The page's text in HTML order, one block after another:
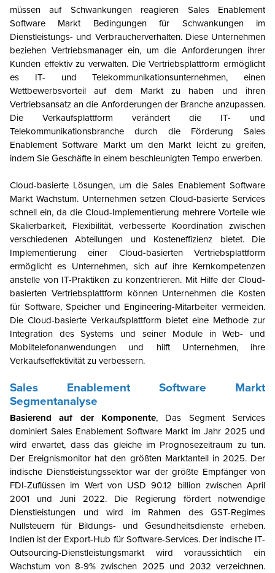
müssen auf Schwankungen reagieren Sales Enablement
Software MarktBedingungen für Schwankungen im
Dienstleistungs- und Verbraucherverhalten. Diese Unternehmen
beziehen Vertriebsmanager ein, um die Anforderungen ihrer
Kunden effektiv zu verwalten. Die Vertriebsplattform ermöglicht
es IT- und Telekommunikationsunternehmen, einen
Wettbewerbsvorteil auf dem Markt zu haben und ihren
Vertriebsansatz an die Anforderungen der Branche anzupassen.
Die Verkaufsplattform verändert die IT- und
Telekommunikationsbranche durch die Förderung Sales
Enablement Software Marktum den Markt leicht zu greifen,
indem Sie Geschäfte in einem beschleunigten Tempo erwerben.
Cloud-basierte Lösungen, um die Sales Enablement Software
MarktWachstum. Unternehmen setzen Cloud-basierte Services
schnell ein, da die Cloud-Implementierung mehrere Vorteile wie
Skalierbarkeit, Flexibilität, verbesserte Koordination zwischen
verschiedenen Abteilungen und Kosteneffizienz bietet. Die
Implementierung einer Cloud-basierten Vertriebsplattform
ermöglicht es Unternehmen, sich auf ihre Kernkompetenzen
anstelle von IT-Praktiken zu konzentrieren. Mit Hilfe der Cloud-
basierten Vertriebsplattform können Unternehmen die Kosten
für Software, Speicher und Engineering-Mitarbeiter vermeiden.
Die Cloud-basierte Verkaufsplattform bietet eine Methode zur
Integration des Systems und seiner Module in Web- und
Mobiltelefonanwendungen und hilft Unternehmen, ihre
Verkaufseffektivität zu verbessern.
Sales Enablement Software Markt
Segmentanalyse
Basierend auf der Komponente, Das Segment Services
dominiert Sales Enablement Software Markt im Jahr 2025 und
wird erwartet, dass das gleiche im Prognosezeitraum zu tun.
Der Ereignismonitor hat den größten Marktanteil in 2025. Der
indische Dienstleistungssektor war der größte Empfänger von
FDI-Zuflüssen im Wert von USD 90.12 billion zwischen April
2001 und Juni 2022. Die Regierung fördert notwendige
Dienstleistungen und wird im Rahmen des GST-Regimes
Nullsteuern für Bildungs- und Gesundheitsdienste erheben.
Indien ist der Export-Hub für Software-Services. Der indische IT-
Outsourcing-Dienstleistungsmarkt wird voraussichtlich ein
Wachstum von 8-9% zwischen 2025 und 2032 verzeichnen.